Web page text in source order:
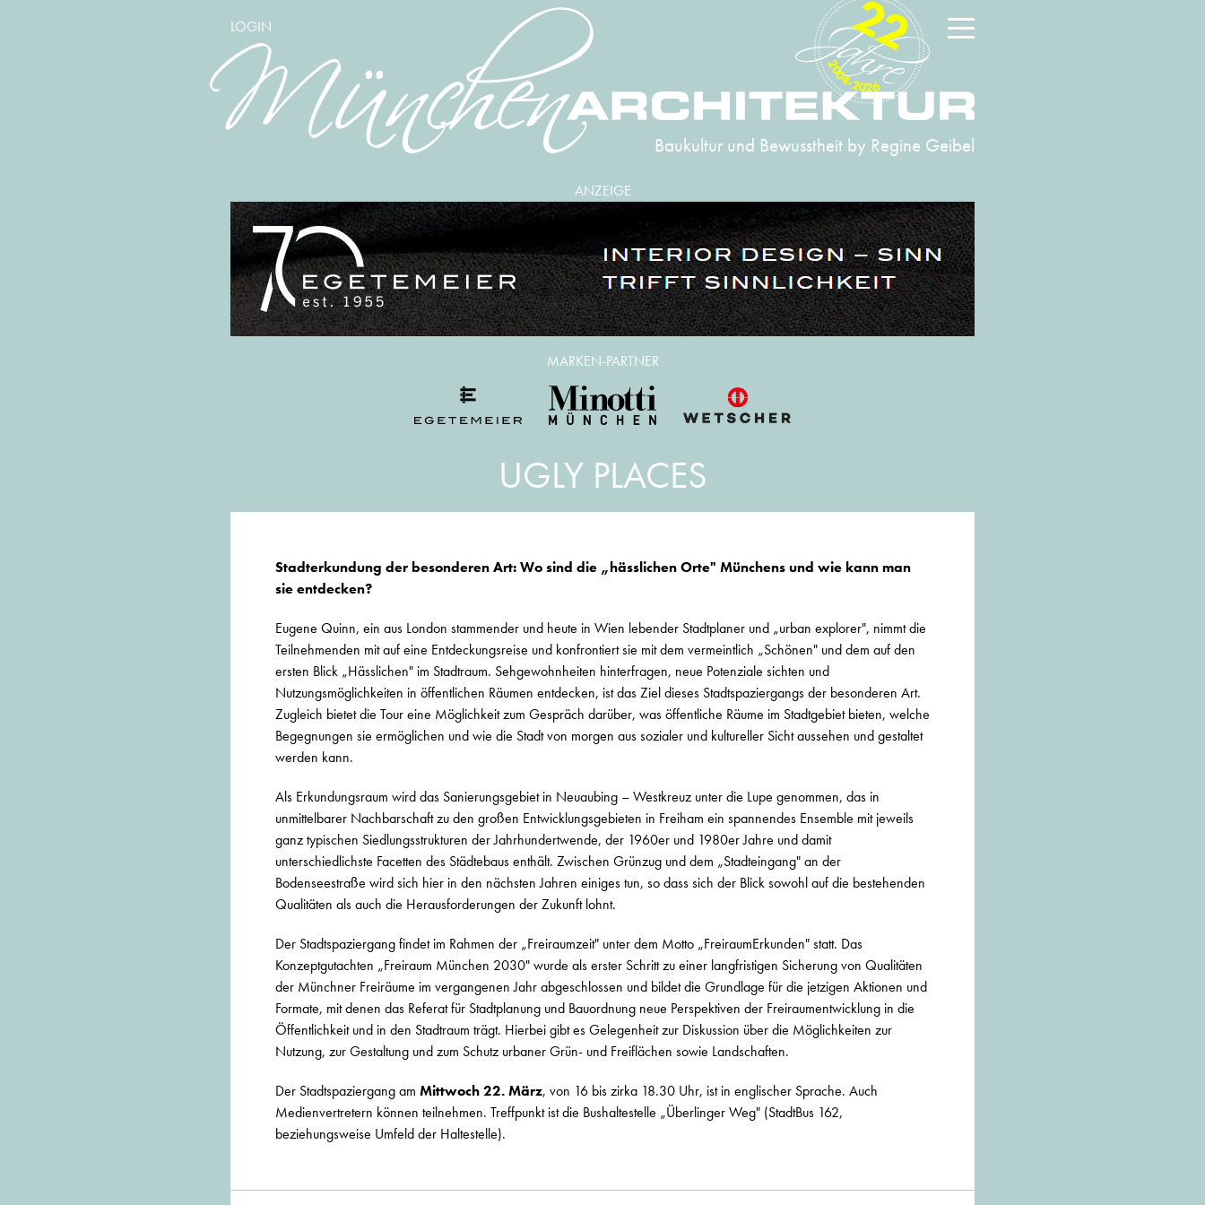
LOGIN
Baukultur und Bewusstheit by Regine Geibel
2004-2026
22
ANZEIGE
UGLY PLACES
Stadterkundung der besonderen Art: Wo sind die „hässlichen Orte" Münchens und wie kann man
sie entdecken?
Eugene Quinn, ein aus London stammender und heute in Wien lebender Stadtplaner und „urban explorer", nimmt die
Teilnehmenden mit auf eine Entdeckungsreise und konfrontiert sie mit dem vermeintlich „Schönen" und dem auf den
ersten Blick „Hässlichen" im Stadtraum. Sehgewohnheiten hinterfragen, neue Potenziale sichten und
Nutzungsmöglichkeiten in öffentlichen Räumen entdecken, ist das Ziel dieses Stadtspaziergangs der besonderen Art.
Zugleich bietet die Tour eine Möglichkeit zum Gespräch darüber, was öffentliche Räume im Stadtgebiet bieten, welche
Begegnungen sie ermöglichen und wie die Stadt von morgen aus sozialer und kultureller Sicht aussehen und gestaltet
werden kann.
Als Erkundungsraum wird das Sanierungsgebiet in Neuaubing – Westkreuz unter die Lupe genommen, das in
unmittelbarer Nachbarschaft zu den großen Entwicklungsgebieten in Freiham ein spannendes Ensemble mit jeweils
ganz typischen Siedlungsstrukturen der Jahrhundertwende, der 1960er und 1980er Jahre und damit
unterschiedlichste Facetten des Städtebaus enthält. Zwischen Grünzug und dem „Stadteingang" an der
Bodenseestraße wird sich hier in den nächsten Jahren einiges tun, so dass sich der Blick sowohl auf die bestehenden
Qualitäten als auch die Herausforderungen der Zukunft lohnt.
Der Stadtspaziergang findet im Rahmen der „Freiraumzeit" unter dem Motto „FreiraumErkunden" statt. Das
Konzeptgutachten „Freiraum München 2030" wurde als erster Schritt zu einer langfristigen Sicherung von Qualitäten
der Münchner Freiräume im vergangenen Jahr abgeschlossen und bildet die Grundlage für die jetzigen Aktionen und
Formate, mit denen das Referat für Stadtplanung und Bauordnung neue Perspektiven der Freiraumentwicklung in die
Öffentlichkeit und in den Stadtraum trägt. Hierbei gibt es Gelegenheit zur Diskussion über die Möglichkeiten zur
Nutzung, zur Gestaltung und zum Schutz urbaner Grün- und Freiflächen sowie Landschaften.
Der Stadtspaziergang am Mittwoch 22. März, von 16 bis zirka 18.30 Uhr, ist in englischer Sprache. Auch
Medienvertretern können teilnehmen. Treffpunkt ist die Bushaltestelle „Überlinger Weg" (StadtBus 162,
beziehungsweise Umfeld der Haltestelle).